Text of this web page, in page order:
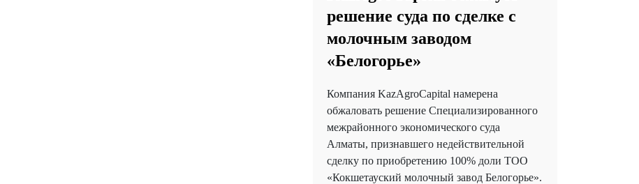
решение суда по сделке с
молочным заводом
«Белогорье»
Компания KazAgroCapital намерена
обжаловать решение Специализированного
межрайонного экономического суда
Алматы, признавшего недействительной
сделку по приобретению 100% доли ТОО
«Кокшетауский молочный завод Белогорье».